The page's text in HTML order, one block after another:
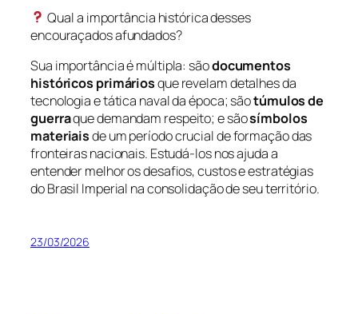
Qual a importância histórica desses
encouraçados afundados?
Sua importância é múltipla: sãodocumentos
históricos primáriosque revelam detalhes da
tecnologia e tática naval da época; sãotúmulos de
guerraque demandam respeito; e sãosímbolos
materiaisde um período crucial de formação das
fronteiras nacionais. Estudá-los nos ajuda a
entender melhor os desafios, custos e estratégias
do Brasil Imperial na consolidação de seu território.
23/03/2026